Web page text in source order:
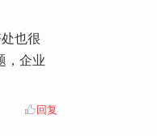
也很
，企业
回复